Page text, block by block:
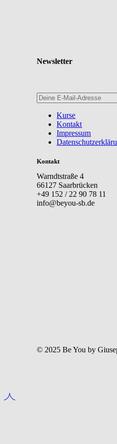
Newsletter
Kurse
Kontakt
Impressum
Kontakt
Warndtstraße 4
66127 Saarbrücken
+49 152 / 22 90 78 11
info@beyou-sb.de
© 2025 Be You by